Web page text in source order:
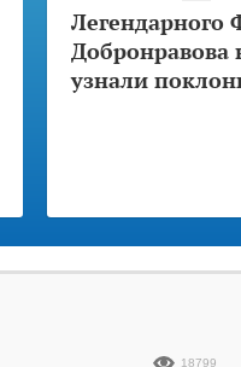
Легендарного
Добронравова
узнали
18799